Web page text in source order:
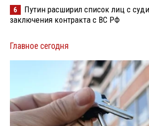
6
Путин расширил список лиц с
заключения контракта с ВС РФ
Главное сегодня